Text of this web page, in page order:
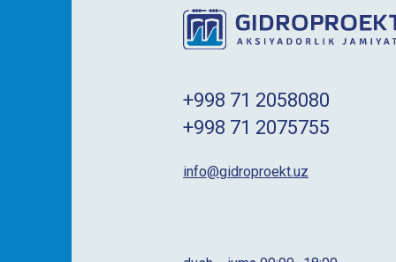
+998 71 2058080
+998 71 2075755
info@gidroproekt.uz